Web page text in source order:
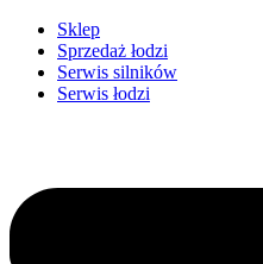
Przejdź
treści
Sklep
Sprzedaż łodzi
Serwis silników
Serwis łodzi